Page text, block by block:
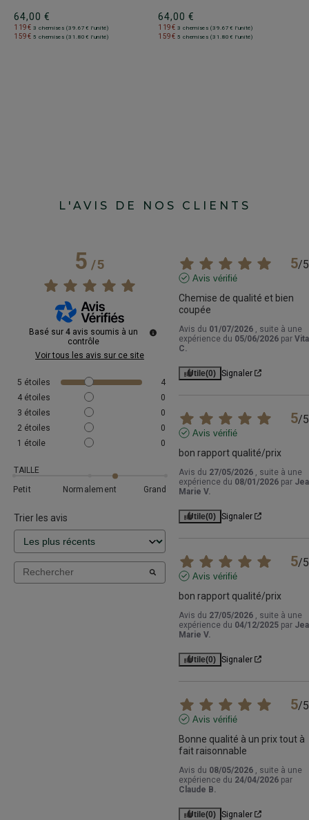
64,00 €
119€ 3 chemises (39.67€ l'unité)
159€ 5 chemises (31.80€ l'unité)
64,00 €
119€ 3 chemises (39.67€ l'unité)
159€ 5 chemises (31.80€ l'unité)
L'AVIS DE NOS CLIENTS
5/5
Basé sur 4 avis soumis à un
contrôle
Voir tous les avis sur ce site
5 étoiles
4
4 étoiles
0
3 étoiles
0
2 étoiles
0
1 étoile 0
TAILLE
Petit
Normalement Grand
Trier les avis
5/5
Avis vérifié
Chemise de qualité et bien
coupée
Avis du 01/07/2026
, suite à une
expérience du 05/06/2026 par
C.
Utile(0) Signaler
5/5
Avis vérifié
bon rapport qualité/prix
Avis du 27/05/2026
, suite à une
expérience du 08/01/2026 par
Marie V.
Utile(0) Signaler
5/5
Avis vérifié
bon rapport qualité/prix
Avis du 27/05/2026
, suite à une
expérience du 04/12/2025 par
Marie V.
Utile(0) Signaler
5/5
Avis vérifié
Bonne qualité à un prix tout à
fait raisonnable
Avis du 08/05/2026
, suite à une
expérience du 24/04/2026 par
Claude B.
Utile(0) Signaler